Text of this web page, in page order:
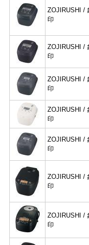
ZOJIRUSHI /
印
ZOJIRUSHI /
印
ZOJIRUSHI /
印
ZOJIRUSHI /
印
ZOJIRUSHI /
印
ZOJIRUSHI /
印
ZOJIRUSHI /
印